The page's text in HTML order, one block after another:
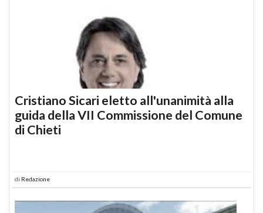
Cristiano Sicari eletto all'unanimità alla
guida della VII Commissione del Comune
di Chieti
di Redazione